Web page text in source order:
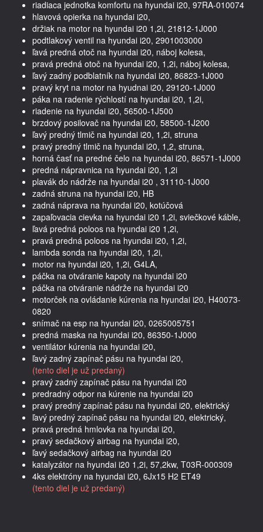
riadiaca jednotka komfortu na hyundai i20, 97RA-010074
hlavová opierka na hyundai i20,
držiak na motor na hyundai i20 1,2i, 21812-1J000
podtlakový ventil na hyundai i20, 2901003000
ľavá predná otoč na hyundai i20, náboj kolesa,
pravá predná otoč na hyundai i20, 1,2i, náboj kolesa,
ľavý zadný podblatník na hyundai i20, 86823-1J000
pravý kryt na motor na hyudnai i20, 29120-1J000
páka na radenie rýchlostí na hyundai i20, 1,2i,
riadenie na hyundai i20, 56500-1J500
brzdový posilovač na hyundai i20, 58500-1J200
ľavý predný tlmič na hyundai i20, 1,2i, struna
pravý predný tlmič na hyundai i20, 1,2, struna,
horná časť na predné čelo na hyundai i20, 86571-1J000
predná nápravnica na hyundai i20, 1,2i
plavák do nádrže na hyundai i20 , 31110-1J000
zadná struna na hyundai i20, HB
zadná náprava na hyundai i20, kotúčová
zapaľovacia cievka na hyundai i20 1,2i, sviečkové káble,
ľavá predná poloos na hyundai i20 1,2i,
pravá predná poloos na hyundai i20, 1,2i,
lambda sonda na hyundai i20, 1,2i,
motor na hyundai i20, 1,2i, G4LA,
páčka na otváranie kapoty na hyundai i20
páčka na otváranie nádrže na hyundai i20
motorček na ovládanie kúrenia na hyundai i20, H40073-
0820
snímač na esp na hyundai i20, 0265005751
predná maska na hyundai i20, 86350-1J000
ventilátor kúrenia na hyundai i20,
ľavý zadný zapínač pásu na hyundai i20,
(tento diel je už predaný)
pravý zadný zapínač pásu na hyundai i20
predradný odpor na kúrenie na hyundai i20
pravý predný zapínač pásu na hyundai i20, elektrický
ľavý predný zapínač pásu na hyundai i20, elektrický,
pravá predná hmlovka na hyundai i20,
pravý sedačkový airbag na hyundai i20,
ľavý sedačkový airbag na hyundai i20
katalyzátor na hyundai i20 1,2i, 57,2kw, T03R-000309
4ks elektróny na hyundai i20, 6Jx15 H2 ET49
(tento diel je už predaný)